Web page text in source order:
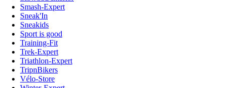
Smash-Expert
Sneak'In
Sneakids
Sport is good
Training-Fit
Trek-Expert
Triathlon-Expert
TripnBikers
Vélo-Store